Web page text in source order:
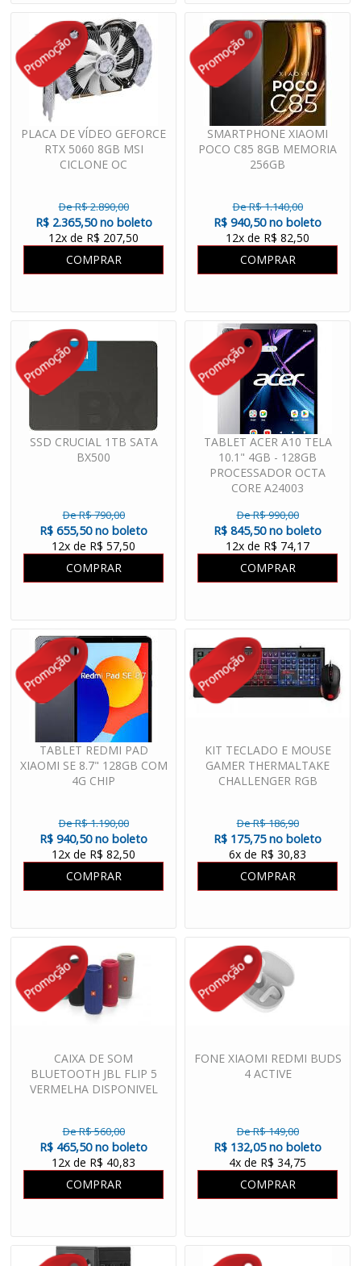
PLACA DE VÍDEO GEFORCE
RTX 5060 8GB MSI
CICLONE OC
De R$ 2.890,00
R$ 2.365,50 no boleto
12x de R$ 207,50
COMPRAR
SMARTPHONE XIAOMI
POCO C85 8GB MEMORIA
256GB
De R$ 1.140,00
R$ 940,50 no boleto
12x de R$ 82,50
COMPRAR
SSD CRUCIAL 1TB SATA
BX500
De R$ 790,00
R$ 655,50 no boleto
12x de R$ 57,50
COMPRAR
TABLET ACER A10 TELA
10.1" 4GB - 128GB
PROCESSADOR OCTA
CORE A24003
De R$ 990,00
R$ 845,50 no boleto
12x de R$ 74,17
COMPRAR
TABLET REDMI PAD
XIAOMI SE 8.7" 128GB COM
4G CHIP
De R$ 1.190,00
R$ 940,50 no boleto
12x de R$ 82,50
COMPRAR
KIT TECLADO E MOUSE
GAMER THERMALTAKE
CHALLENGER RGB
De R$ 186,90
R$ 175,75 no boleto
6x de R$ 30,83
COMPRAR
CAIXA DE SOM
BLUETOOTH JBL FLIP 5
VERMELHA DISPONIVEL
De R$ 560,00
R$ 465,50 no boleto
12x de R$ 40,83
COMPRAR
FONE XIAOMI REDMI BUDS
4 ACTIVE
De R$ 149,00
R$ 132,05 no boleto
4x de R$ 34,75
COMPRAR